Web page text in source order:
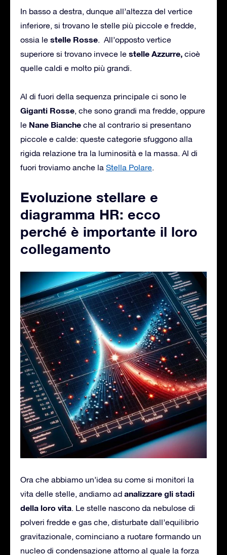
In basso a destra, dunque all’altezza del vertice
inferiore, si trovano le stelle più piccole e fredde,
ossia le stelle Rosse. All’opposto vertice
superiore si trovano invece le stelle Azzurre, cioè
quelle caldi e molto più grandi.
Al di fuori della sequenza principale ci sono le
Giganti Rosse, che sono grandi ma fredde, oppure
le Nane Bianche che al contrario si presentano
piccole e calde: queste categorie sfuggono alla
rigida relazione tra la luminosità e la massa. Al di
fuori troviamo anche la Stella Polare.
Evoluzione stellare e
diagramma HR: ecco
perché è importante il loro
collegamento
Ora che abbiamo un’idea su come si monitori la
vita delle stelle, andiamo ad analizzare gli stadi
della loro vita. Le stelle nascono da nebulose di
polveri fredde e gas che, disturbate dall’equilibrio
gravitazionale, cominciano a ruotare formando un
nucleo di condensazione attorno al quale la forza